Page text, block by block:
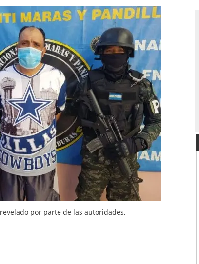
por parte de las autoridades.